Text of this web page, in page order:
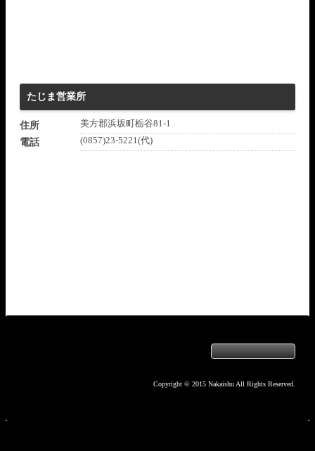
たじま営業所
住所
美方郡浜坂町栃谷81-1
電話
(0857)23-5221(代)
Copyright © 2015 Nakaishu All Rights Reserved.